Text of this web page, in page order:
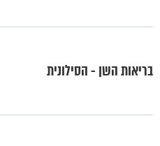
בריאות השן - הסילונית